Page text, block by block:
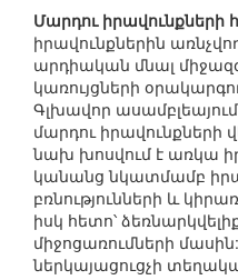
Մարդու իրավունքների
իրավունքներին
արդիական մնալ
կառույցների
Գլխավոր ասամբլեայում
մարդու իրավունքների
նախ խոսվում է առկա
կանանց նկատմամբ
բռնությունների և
իսկ հետո՝
միջոցառումների
ներկայացուցչի